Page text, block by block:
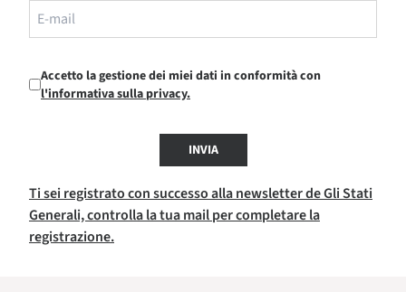
Accetto la gestione dei miei dati in conformità con
l'informativa sulla privacy.
INVIA
Ti sei registrato con successo alla newsletter de Gli Stati
Generali, controlla la tua mail per completare la
registrazione.